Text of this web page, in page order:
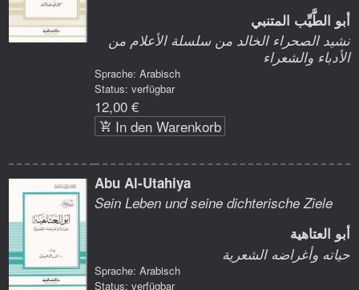
أبو الطَّيِّب المتنبي
نشيد الصحراء الخالد من سلسلة الأعلام من
الأدباء والشعراء
Sprache: Arabisch
Status: verfügbar
12,00 €
In den Warenkorb
Abu Al-Utahiya
Sein Leben und seine dichterische Ziele
أبو العتاهية
حياته وأغراضه الشعرية
Sprache: Arabisch
Status: verfügbar